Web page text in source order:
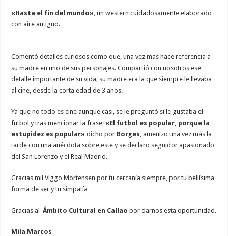
«Hasta el fin del mundo» , un western cuidadosamente elaborado
con aire antiguo.
Comentó detalles curiosos como que, una vez mas hace referencia a
su madre en uno de sus personajes. Compartió con nosotros ese
detalle importante de su vida, su madre era la que siempre le llevaba
al cine, desde la corta edad de 3 años.
Ya que no todo es cine aunque casi, se le preguntó si le gustaba el
futbol y tras mencionar la frase; «El futbol es popular, porque la
estupidez es popular» dicho por Borges , amenizo una vez más la
tarde con una anécdota sobre este y se declaro seguidor apasionado
del San Lorenzo y el Real Madrid.
Gracias mil Viggo Mortensen por tu cercanía siempre, por tu bellísima
forma de ser y tu simpatía
Gracias al Ámbito Cultural en Callao por darnos esta oportunidad.
Mila Marcos